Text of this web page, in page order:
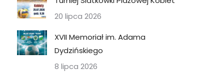
20 lipca 2026
XVII Memoriał im. Adama
Dydzińskiego
8 lipca 2026